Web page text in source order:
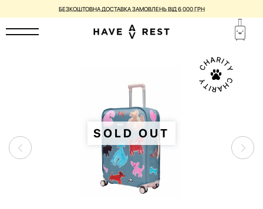
БЕЗКОШТОВНА ДОСТАВКА ЗАМОВЛЕНЬ ВІД 6 000 ГРН
SOLD OUT